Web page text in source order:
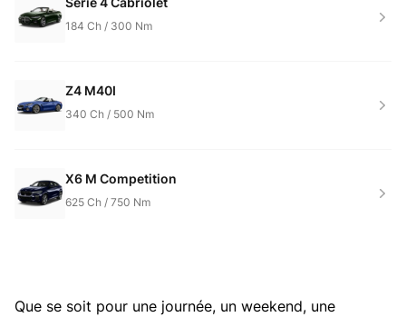
184 Ch / 300 Nm
Z4 M40I
340 Ch / 500 Nm
X6 M Competition
625 Ch / 750 Nm
Que se soit pour une journée, un weekend, une